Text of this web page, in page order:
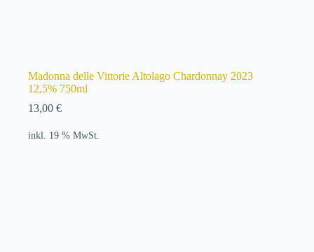
Madonna delle Vittorie Altolago Chardonnay 2023
12,5% 750ml
13,00 €
inkl. 19 % MwSt.